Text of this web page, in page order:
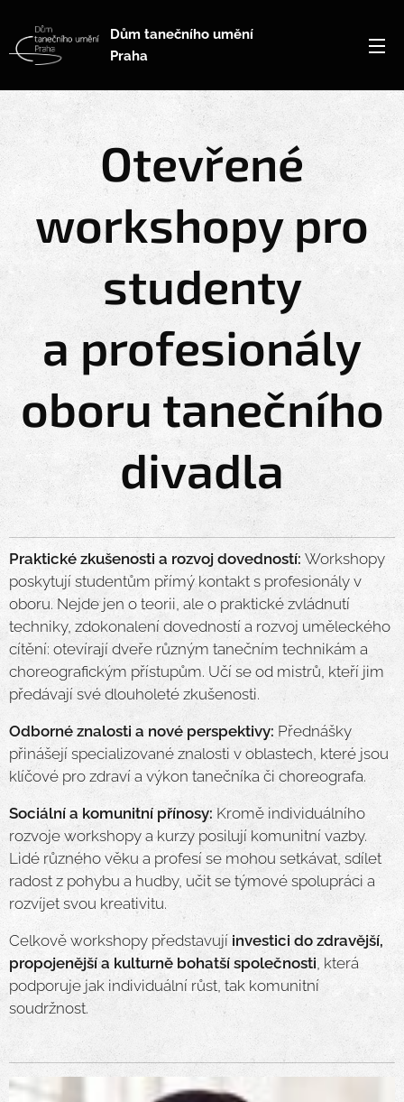
Dům tanečního umění
Praha
Otevřené
workshopy pro
studenty
a profesionály
oboru tanečního
divadla
Praktické zkušenosti a rozvoj dovedností: Workshopy
poskytují studentům přímý kontakt s profesionály v
oboru. Nejde jen o teorii, ale o praktické zvládnutí
techniky, zdokonalení dovedností a rozvoj uměleckého
cítění: otevírají dveře různým tanečním technikám a
choreografickým přístupům. Učí se od mistrů, kteří jim
předávají své dlouholeté zkušenosti.
Odborné znalosti a nové perspektivy: Přednášky
přinášejí specializované znalosti v oblastech, které jsou
klíčové pro zdraví a výkon tanečníka či choreografa.
Sociální a komunitní přínosy:Kromě individuálního
rozvoje workshopy a kurzy posilují komunitní vazby.
Lidé různého věku a profesí se mohou setkávat, sdílet
radost z pohybu a hudby, učit se týmové spolupráci a
rozvíjet svou kreativitu.
Celkově workshopy představují investici do zdravější,
propojenější a kulturně bohatší společnosti, která
podporuje jak individuální růst, tak komunitní
soudržnost.